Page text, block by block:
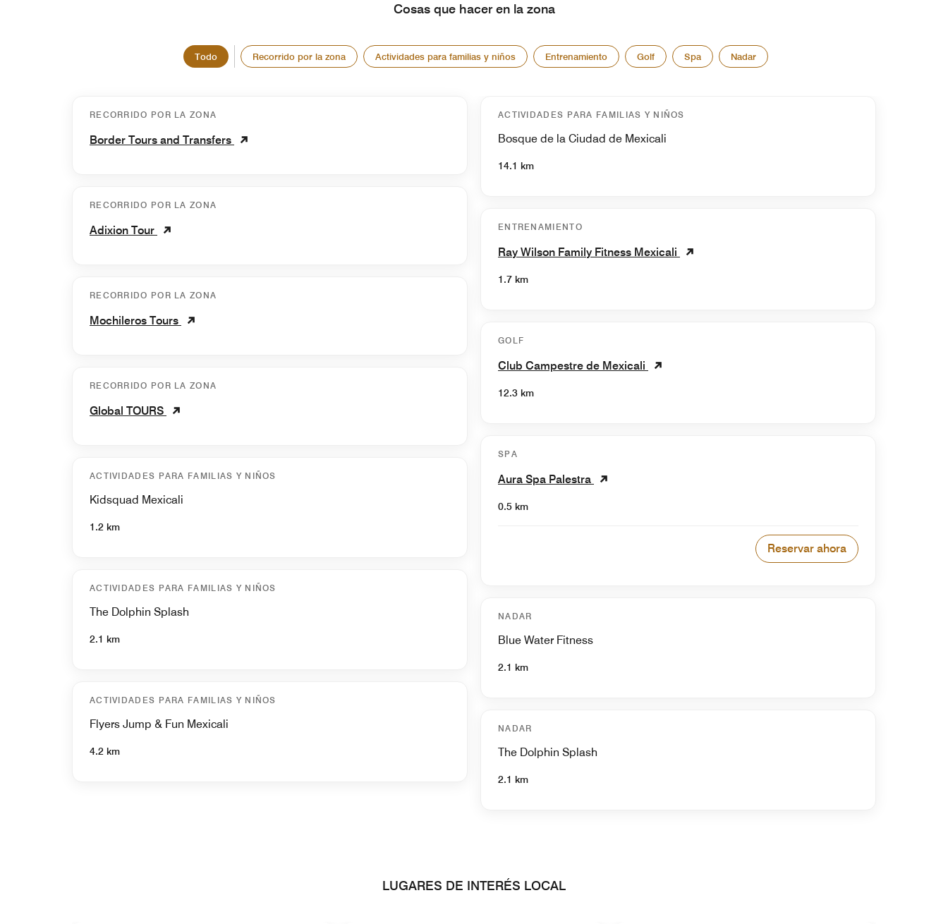
Cosas que hacer en la zona
Todo Recorrido por la zona Actividades para familias y niños Entrenamiento Golf Spa Nadar
RECORRIDO POR LA ZONA
Border Tours and Transfers
RECORRIDO POR LA ZONA
Adixion Tour
RECORRIDO POR LA ZONA
Mochileros Tours
RECORRIDO POR LA ZONA
Global TOURS
ACTIVIDADES PARA FAMILIAS Y NIÑOS
Kidsquad Mexicali
1.2 km
ACTIVIDADES PARA FAMILIAS Y NIÑOS
The Dolphin Splash
2.1 km
ACTIVIDADES PARA FAMILIAS Y NIÑOS
Flyers Jump & Fun Mexicali
4.2 km
ACTIVIDADES PARA FAMILIAS Y NIÑOS
Bosque de la Ciudad de Mexicali
14.1 km
ENTRENAMIENTO
Ray Wilson Family Fitness Mexicali
1.7 km
GOLF
Club Campestre de Mexicali
12.3 km
SPA
Aura Spa Palestra
0.5 km
Reservar ahora
NADAR
Blue Water Fitness
2.1 km
NADAR
The Dolphin Splash
2.1 km
LUGARES DE INTERÉS LOCAL